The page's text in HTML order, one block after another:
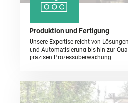
Produktion und Fertigung
Unsere Expertise reicht von
und Automatisierung bis hin zur
präzisen Prozessüberwachung.